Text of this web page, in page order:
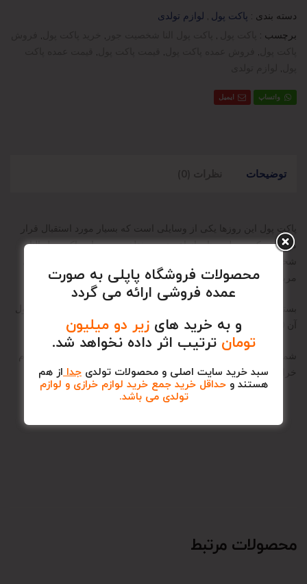
دسته بندی : پاکت پول , لوازم تولدی
برچسب :
,
,
,
,
,
,
,
واتساپ ایمیل
توضیحات
پاکت پول این روزها یکی از وسایلی است که بسیار مورد استقبال قرار
می گیرد.که در طرح ها و انواع جنس مختلف وجود دارد.پاکت پول النا
شخصیت های کارتنی هستند که مناسب قرار دادن پول برای جشن های
مربوط به کودکان مورد استفاده قرار میگیرد.
بسته های این نوع پاکت پول 60 عددی بوده و جنس آن گلاسه است طول
آن 17/30 سانتی متر می باشد و عرض آن 9 سانتی متر می باشد.
شما می توانید به راحتی انواع لوازم تولدی ، انواع لوازم خیاطی و لوازم
خرازی را از سایت پاپلی با قیمتی مناسب تهیه نمایید.
محصولات مرتبط
محصولات فروشگاه پاپلی به صورت
عمده فروشی ارائه می گردد
و به خرید هایزیر دو میلیون
تومان ترتیب اثر داده نخواهد شد.
سبد خرید سایت اصلی و محصولات تولدی جدا از هم
هستند وحداقل خرید جمع خرید لوازم خرازی و لوازم
تولدی می باشد.